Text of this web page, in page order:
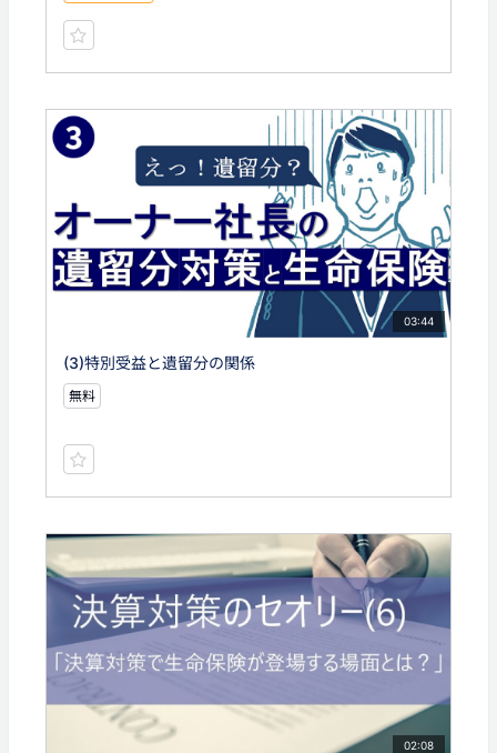
03:44
(3)特別受益と遺留分の関係
無料
02:08